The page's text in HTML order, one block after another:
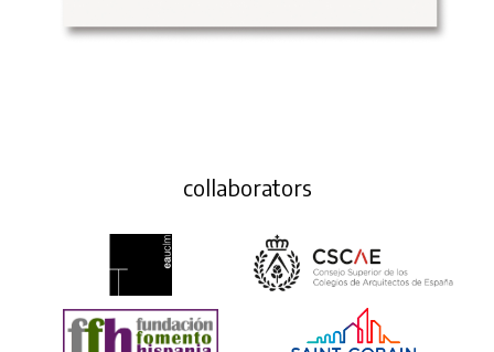
collaborators